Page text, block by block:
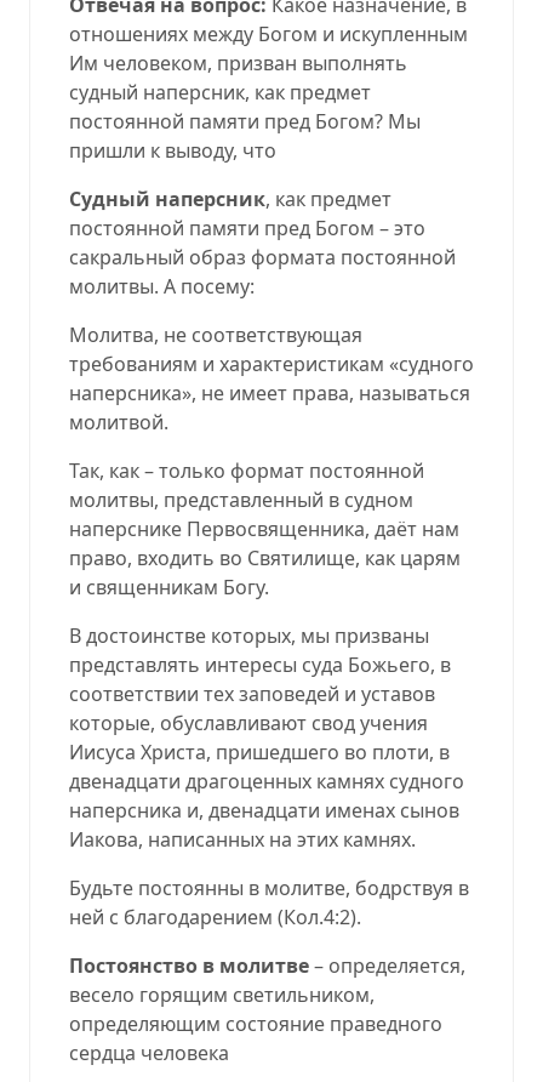
отношениях между Богом и искупленным
Им человеком, призван выполнять
судный наперсник, как предмет
постоянной памяти пред Богом? Мы
пришли к выводу, что
Судный наперсник, как предмет
постоянной памяти пред Богом – это
сакральный образ формата постоянной
молитвы. А посему:
Молитва, не соответствующая
требованиям и характеристикам «судного
наперсника», не имеет права, называться
молитвой.
Так, как – только формат постоянной
молитвы, представленный в судном
наперснике Первосвященника, даёт нам
право, входить во Святилище, как царям
и священникам Богу.
В достоинстве которых, мы призваны
представлять интересы суда Божьего, в
соответствии тех заповедей и уставов
которые, обуславливают свод учения
Иисуса Христа, пришедшего во плоти, в
двенадцати драгоценных камнях судного
наперсника и, двенадцати именах сынов
Иакова, написанных на этих камнях.
Будьте постоянны в молитве, бодрствуя в
ней с благодарением (Кол.4:2).
Постоянство в молитве– определяется,
весело горящим светильником,
определяющим состояние праведного
сердца человека